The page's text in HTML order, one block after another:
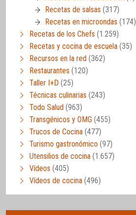
Recetas de salsas (317)
Recetas en microondas (174)
Recetas de los Chefs (1.259)
Recetas y cocina de escuela (35)
Recursos en la red (362)
Restaurantes (120)
Taller I+D (25)
Técnicas culinarias (243)
Todo Salud (963)
Transgénicos y OMG (455)
Trucos de Cocina (477)
Turismo gastronómico (97)
Utensilios de cocina (1.657)
Vídeos (405)
Vídeos de cocina (496)